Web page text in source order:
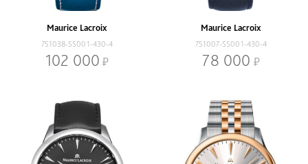
Maurice Lacroix
751038-SS001-430-4
102 000
Maurice Lacroix
751007-SS001-430-4
78 000